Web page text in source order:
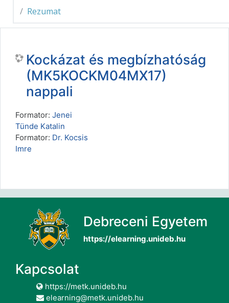
Rezumat
Kockázat és megbízhatóság
(MK5KOCKM04MX17)
nappali
Formator: Jenei
Tünde Katalin
Formator: Dr. Kocsis
Imre
Debreceni Egyetem
https://elearning.unideb.hu
Kapcsolat
https://metk.unideb.hu
elearning@metk.unideb.hu